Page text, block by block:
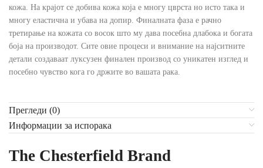
кожа. На крајот се добива кожа која е многу цврста но исто така и
многу еластична и убава на допир. Финалната фаза е рачно
третирање на кожата со восок што му дава посебна длабока и богата
боја на производот. Сите овие процеси и внимание на најситните
детали создаваат луксузен финален производ со уникатен изглед и
посебно чувство кога го држите во вашата рака.
Прегледи (0)
Информации за испорака
The Chesterfield Brand